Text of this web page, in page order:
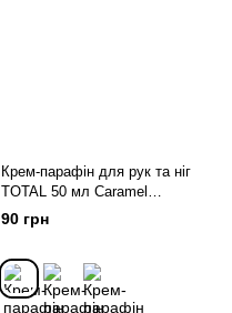
Крем-парафін для рук та ніг
TOTAL 50 мл Caramel
(парафінотерапія)
90 грн